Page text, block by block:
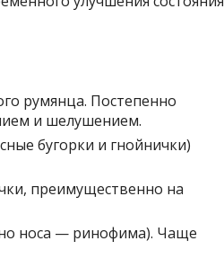
румянца. Постепенно
и шелушением.
бугорки и гнойнички)
преимущественно на
носа — ринофима). Чаще